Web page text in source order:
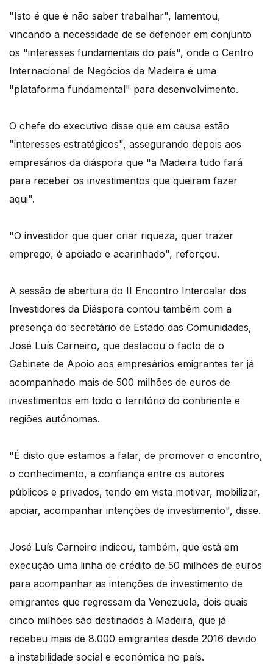
"Isto é que é não saber trabalhar", lamentou,
vincando a necessidade de se defender em conjunto
os "interesses fundamentais do país", onde o Centro
Internacional de Negócios da Madeira é uma
"plataforma fundamental" para desenvolvimento.
O chefe do executivo disse que em causa estão
"interesses estratégicos", assegurando depois aos
empresários da diáspora que "a Madeira tudo fará
para receber os investimentos que queiram fazer
aqui".
"O investidor que quer criar riqueza, quer trazer
emprego, é apoiado e acarinhado", reforçou.
A sessão de abertura do II Encontro Intercalar dos
Investidores da Diáspora contou também com a
presença do secretário de Estado das Comunidades,
José Luís Carneiro, que destacou o facto de o
Gabinete de Apoio aos empresários emigrantes ter já
acompanhado mais de 500 milhões de euros de
investimentos em todo o território do continente e
regiões autónomas.
"É disto que estamos a falar, de promover o encontro,
o conhecimento, a confiança entre os autores
públicos e privados, tendo em vista motivar, mobilizar,
apoiar, acompanhar intenções de investimento", disse.
José Luís Carneiro indicou, também, que está em
execução uma linha de crédito de 50 milhões de euros
para acompanhar as intenções de investimento de
emigrantes que regressam da Venezuela, dois quais
cinco milhões são destinados à Madeira, que já
recebeu mais de 8.000 emigrantes desde 2016 devido
a instabilidade social e económica no país.